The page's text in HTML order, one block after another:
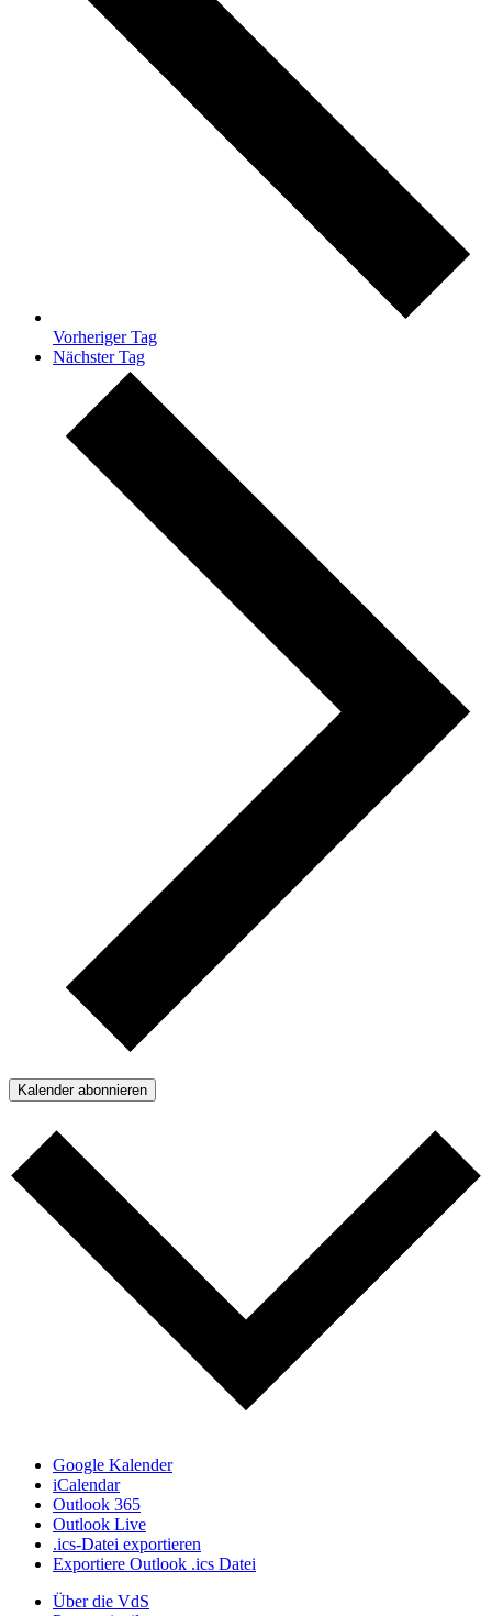
Vorheriger Tag
Nächster Tag
Kalender abonnieren
Google Kalender
iCalendar
Outlook 365
Outlook Live
.ics-Datei exportieren
Exportiere Outlook .ics Datei
Über die VdS